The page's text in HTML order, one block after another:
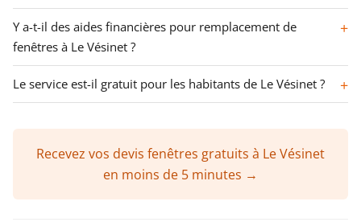
Y a-t-il des aides financières pour remplacement de
fenêtres à Le Vésinet ?
Le service est-il gratuit pour les habitants de Le Vésinet ?
Recevez vos devis fenêtres gratuits à Le Vésinet
en moins de 5 minutes →